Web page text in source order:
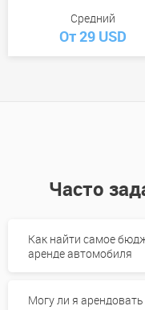
Средний
От 29 USD
Часто
Как найти самое
аренде автомобиля
Могу ли я